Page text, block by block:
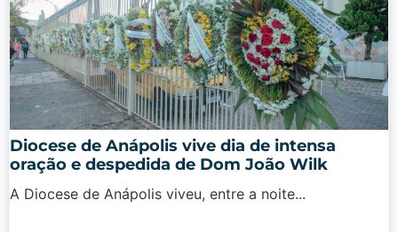
Diocese de Anápolis vive dia de intensa
oração e despedida de Dom João Wilk
A Diocese de Anápolis viveu, entre a noite...